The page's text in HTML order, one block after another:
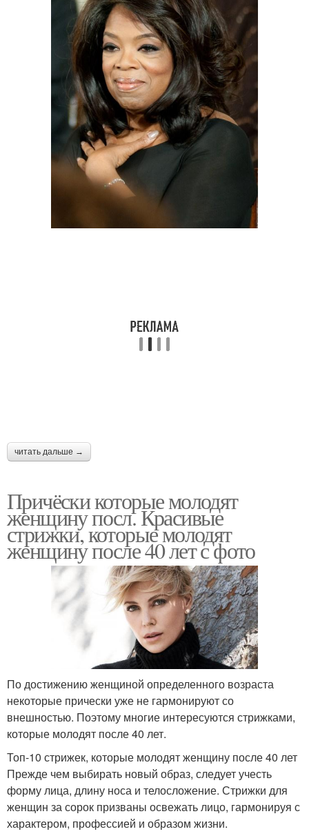
читать дальше →
Причёски которые молодят
женщину посл. Красивые
стрижки, которые молодят
женщину после 40 лет с фото
По достижению женщиной определенного возраста
некоторые прически уже не гармонируют со
внешностью. Поэтому многие интересуются стрижками,
которые молодят после 40 лет.
Топ-10 стрижек, которые молодят женщину после 40 лет
Прежде чем выбирать новый образ, следует учесть
форму лица, длину носа и телосложение. Стрижки для
женщин за сорок призваны освежать лицо, гармонируя с
характером, профессией и образом жизни.